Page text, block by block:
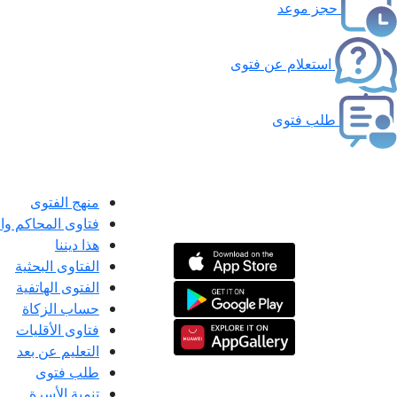
حجز موعد
استعلام عن فتوى
طلب فتوى
منهج الفتوى
فتاوى المحاكم
هذا ديننا
الفتاوى البحثية
الفتوى الهاتفية
حساب الزكاة
فتاوى الأقليات
التعليم عن بعد
طلب فتوى